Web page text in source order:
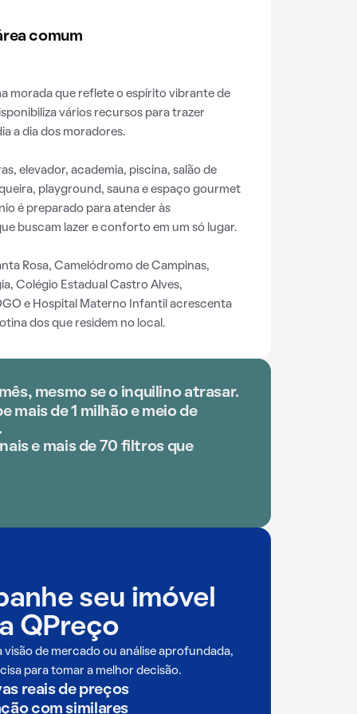
comum
morada que reflete o espírito vibrante de
vários recursos para trazer
a dia dos moradores.
elevador, academia, piscina, salão de
playground, sauna e espaço gourmet
é preparado para atender às
buscam lazer e conforto em um só lugar.
Rosa, Camelódromo de Campinas,
Colégio Estadual Castro Alves,
e Hospital Materno Infantil acrescenta
dos que residem no local.
mesmo se o inquilino atrasar.
mais de 1 milhão e meio de
e mais de 70 filtros que
seu imóvel
QPreço
visão de mercado ou análise aprofundada,
para tomar a melhor decisão.
reais de preços
com similares